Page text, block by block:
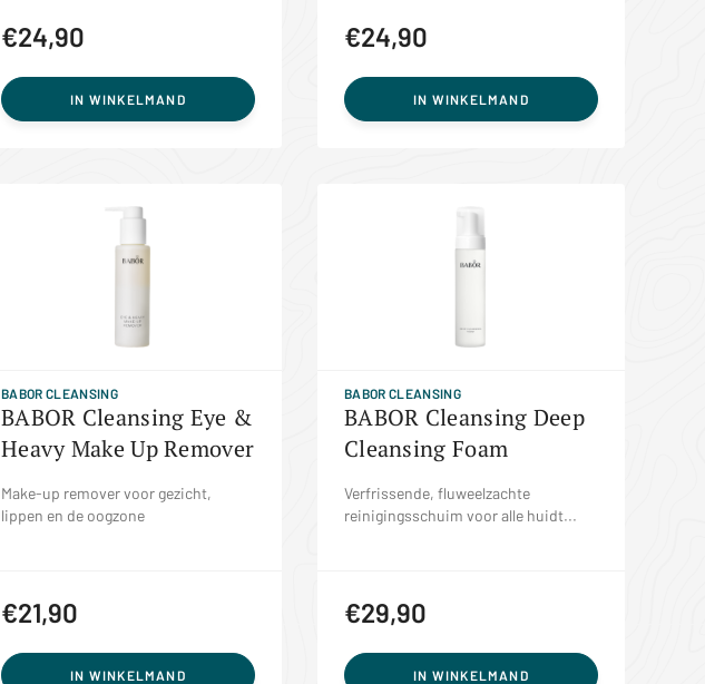
€24,90
IN WINKELMAND
€24,90
IN WINKELMAND
BABOR CLEANSING
BABOR Cleansing Eye &
Heavy Make Up Remover
Make-up remover voor gezicht,
lippen en de oogzone
€21,90
IN WINKELMAND
BABOR CLEANSING
BABOR Cleansing Deep
Cleansing Foam
Verfrissende, fluweelzachte
reinigingsschuim voor alle huidt...
€29,90
IN WINKELMAND